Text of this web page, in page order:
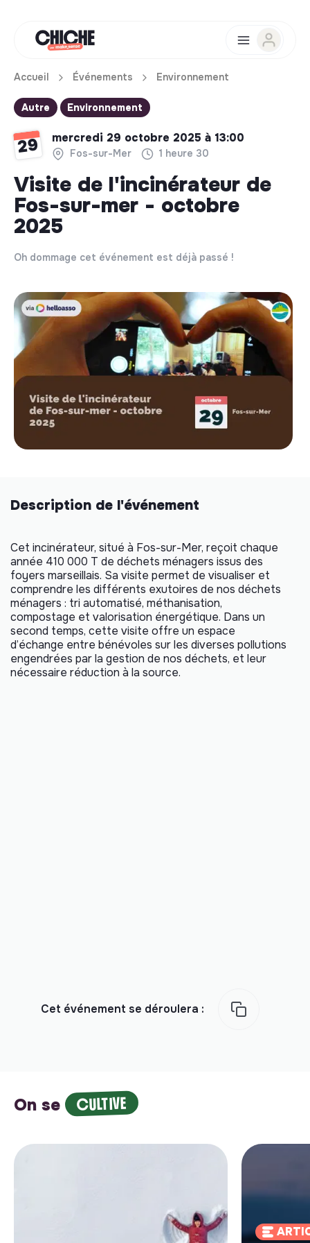
Accueil Événements Environnement
Autre Environnement
29 mercredi 29 octobre 2025 à 13:00
Fos-sur-Mer 1 heure 30
Visite de l'incinérateur de
Fos-sur-mer - octobre
2025
Oh dommage cet événement est déjà passé !
Description de l'événement
Cet incinérateur, situé à Fos-sur-Mer, reçoit chaque
année 410 000 T de déchets ménagers issus des
foyers marseillais. Sa visite permet de visualiser et
comprendre les différents exutoires de nos déchets
ménagers : tri automatisé, méthanisation,
compostage et valorisation énergétique. Dans un
second temps, cette visite offre un espace
d’échange entre bénévoles sur les diverses pollutions
engendrées par la gestion de nos déchets, et leur
nécessaire réduction à la source.
Cet événement se déroulera :
On se CULTIVE